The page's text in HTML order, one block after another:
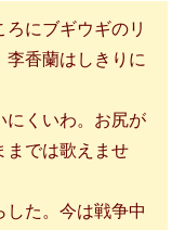
にブギウギのリ
李香蘭はしきりに
にくいわ。お尻が
までは歌えませ
た。今は戦争中